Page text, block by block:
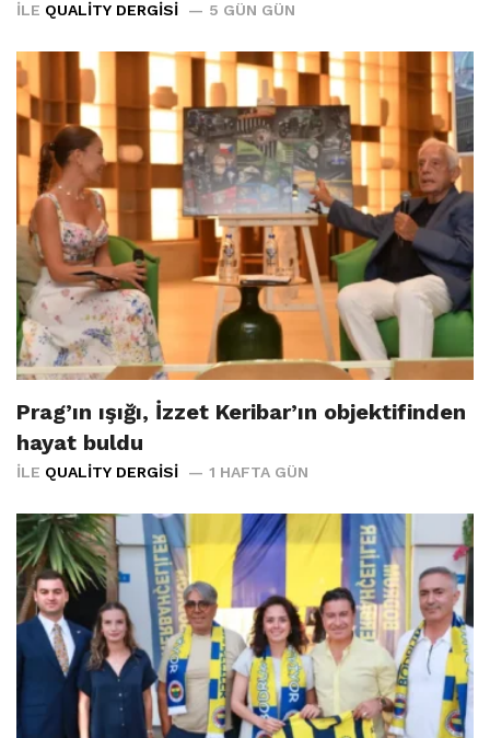
İLE QUALITY DERGISI 5 GÜN GÜN
Prag’ın ışığı, İzzet Keribar’ın objektifinden
hayat buldu
İLE QUALITY DERGISI 1 HAFTA GÜN